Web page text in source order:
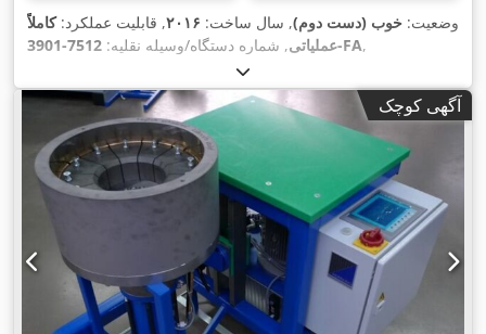
وضعیت: خوب (دست دوم), سال ساخت: ۲۰۱۶, قابلیت عملکرد:کاملاً
عملیاتی, شماره دستگاه/وسیله نقلیه: 7512-3901-FA,
آگهی کوچک